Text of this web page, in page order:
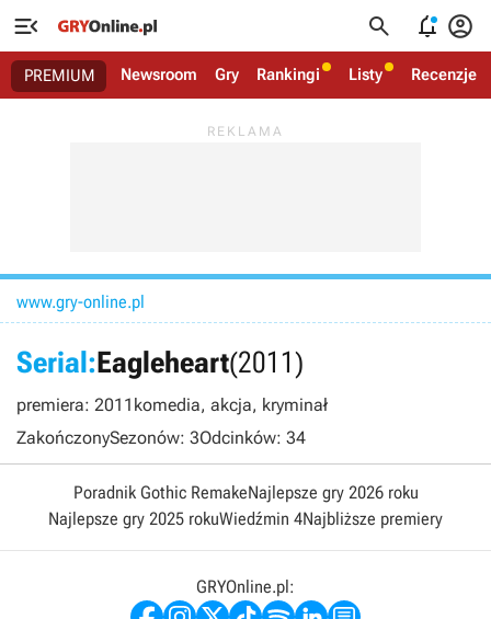
   
PREMIUM Newsroom Gry Rankingi Listy Recenzje
www.gry-online.pl
Serial:Eagleheart(2011)
premiera: 2011 komedia, akcja, kryminał
ZakończonySezonów: 3Odcinków: 34
Poradnik Gothic RemakeNajlepsze gry 2026 roku
Najlepsze gry 2025 rokuWiedźmin 4Najbliższe premiery
GRYOnline.pl: